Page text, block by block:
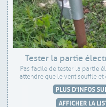
Tester la partie
Pas facile de tester la partie
attendre que le vent souffle et
PLUS D'INFOS
AFFICHER LA